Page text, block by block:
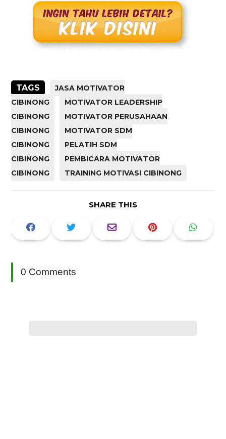
TAGS
JASA MOTIVATOR
CIBINONG
MOTIVATOR LEADERSHIP
CIBINONG
MOTIVATOR PERUSAHAAN
CIBINONG
MOTIVATOR SDM
CIBINONG
PELATIH SDM
CIBINONG
PEMBICARA MOTIVATOR
CIBINONG
TRAINING MOTIVASI CIBINONG
SHARE THIS
0 Comments